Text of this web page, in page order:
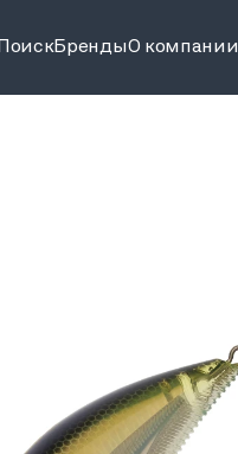
ПоискБрендыО компании